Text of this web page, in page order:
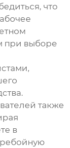
что
при выборе
также
в